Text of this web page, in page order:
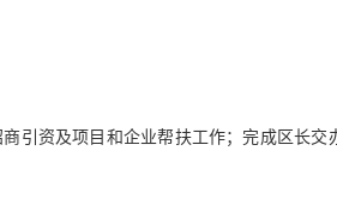
引资及项目和企业帮扶工作；完成区长交